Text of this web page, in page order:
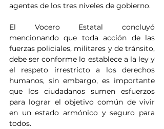
agentes de los tres niveles de gobierno.
El Vocero Estatal concluyó
mencionando que toda acción de las
fuerzas policiales, militares y de tránsito,
debe ser conforme lo establece a la ley y
el respeto irrestricto a los derechos
humanos, sin embargo, es importante
que los ciudadanos sumen esfuerzos
para lograr el objetivo común de vivir
en un estado armónico y seguro para
todos.